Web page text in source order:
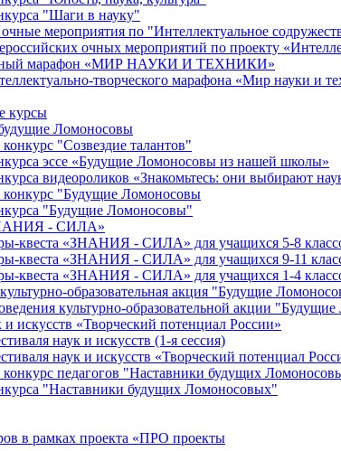
"Шаги в науку"
мероприятия по "Интеллектуальное
очных мероприятий по проекту
марафон «МИР НАУКИ И ТЕХНИКИ»
творческого марафона «Мир науки и
курсы
Ломоносовы
"Созвездие талантов"
эссе «Будущие Ломоносовы из нашей школы»
видеороликов «Знакомьтесь: они выбирают
конкурс "Будущие Ломоносовы
"Будущие Ломоносовы"
- СИЛА»
квеста «ЗНАНИЯ - СИЛА» для учащихся 5-8
квеста «ЗНАНИЯ - СИЛА» для учащихся 9-11
квеста «ЗНАНИЯ - СИЛА» для учащихся 1-4
образовательная акция "Будущие
культурно-образовательной акции
и искусств «Творческий потенциал России»
наук и искусств (1-я сессия)
наук и искусств «Творческий потенциал
конкурс педагогов "Наставники будущих
"Наставники будущих Ломоносовых"
в рамках проекта «ПРО проекты